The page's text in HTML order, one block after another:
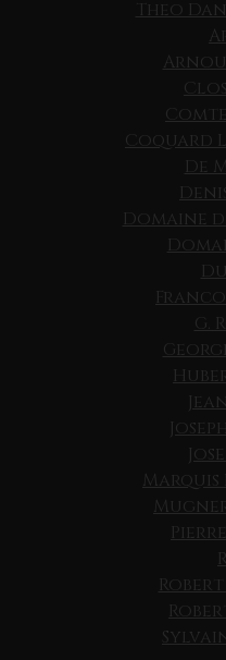
Theo
Coquard
De
Domaine
G.